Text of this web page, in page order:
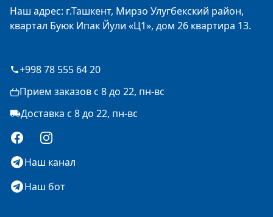
Наш адрес: г.Ташкент, Мирзо Улугбекский район,
квартал Буюк Ипак Йули «Ц1», дом 26 квартира 13.
+998 78 555 64 20
Прием заказов с 8 до 22, пн-вс
Доставка с 8 до 22, пн-вс
FacebookInstagram
Наш канал
Наш бот